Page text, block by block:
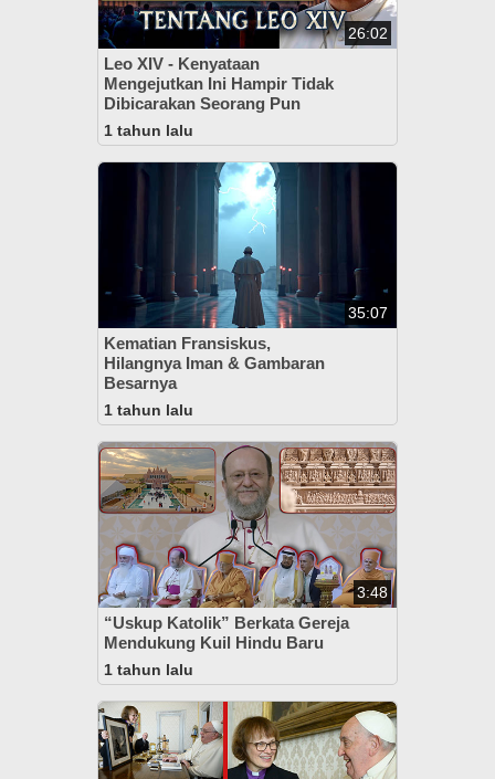
26:02
Leo XIV - Kenyataan
Mengejutkan Ini Hampir Tidak
Dibicarakan Seorang Pun
1 tahun lalu
35:07
Kematian Fransiskus,
Hilangnya Iman & Gambaran
Besarnya
1 tahun lalu
3:48
“Uskup Katolik” Berkata Gereja
Mendukung Kuil Hindu Baru
1 tahun lalu